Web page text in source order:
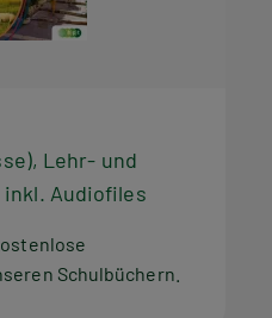
Lehr- und
Audiofiles
Schulbüchern.